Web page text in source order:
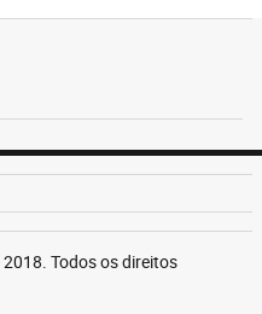
Todos os direitos